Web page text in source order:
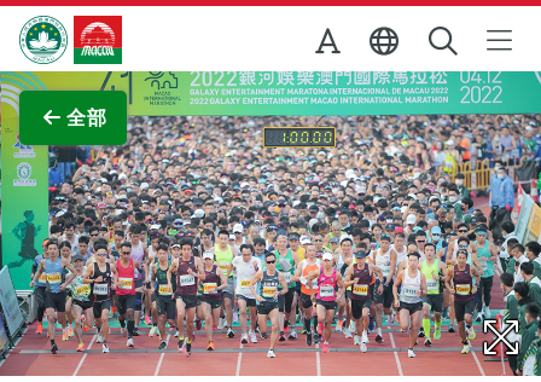
跳至主内容
澳门特别行政区政府旅游局
全部
查看原图